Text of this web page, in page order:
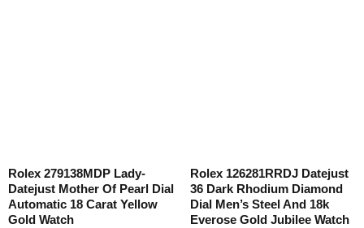
Rolex 279138MDP Lady-
Datejust Mother Of Pearl Dial
Automatic 18 Carat Yellow
Gold Watch
Rolex 126281RRDJ Datejust
36 Dark Rhodium Diamond
Dial Men’s Steel And 18k
Everose Gold Jubilee Watch